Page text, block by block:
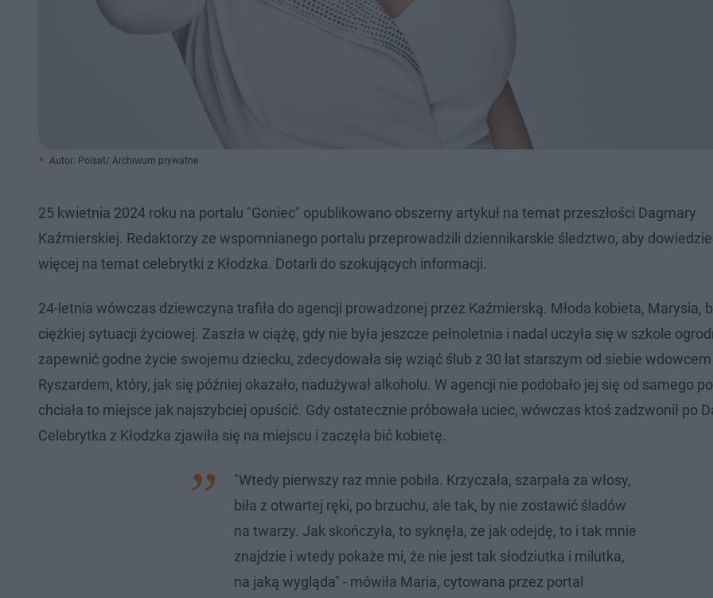
Autor: Polsat/ Archiwum prywatne
25 kwietnia 2024 roku na portalu "Goniec" opublikowano obszerny artykuł na temat przeszłości Dagmary
Kaźmierskiej. Redaktorzy ze wspomnianego portalu przeprowadzili dziennikarskie śledztwo, aby
więcej na temat celebrytki z Kłodzka. Dotarli do szokujących informacji.
24-letnia wówczas dziewczyna trafiła do agencji prowadzonej przez Kaźmierską. Młoda kobieta, Marysia,
ciężkiej sytuacji życiowej. Zaszła w ciążę, gdy nie była jeszcze pełnoletnia i nadal uczyła się w szkole
zapewnić godne życie swojemu dziecku, zdecydowała się wziąć ślub z 30 lat starszym od siebie wdowcem
Ryszardem, który, jak się później okazało, nadużywał alkoholu. W agencji nie podobało jej się od samego
chciała to miejsce jak najszybciej opuścić. Gdy ostatecznie próbowała uciec, wówczas ktoś zadzwonił po
Celebrytka z Kłodzka zjawiła się na miejscu i zaczęła bić kobietę.
"Wtedy pierwszy raz mnie pobiła. Krzyczała, szarpała za włosy,
biła z otwartej ręki, po brzuchu, ale tak, by nie zostawić śladów
na twarzy. Jak skończyła, to syknęła, że jak odejdę, to i tak mnie
znajdzie i wtedy pokaże mi, że nie jest tak słodziutka i milutka,
na jaką wygląda" - mówiła Maria, cytowana przez portal